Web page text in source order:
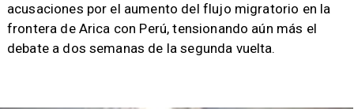
acusaciones por el aumento del flujo migratorio en la
frontera de Arica con Perú, tensionando aún más el
debate a dos semanas de la segunda vuelta.